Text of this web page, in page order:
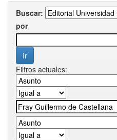
Buscar:
por
Filtros actuales: